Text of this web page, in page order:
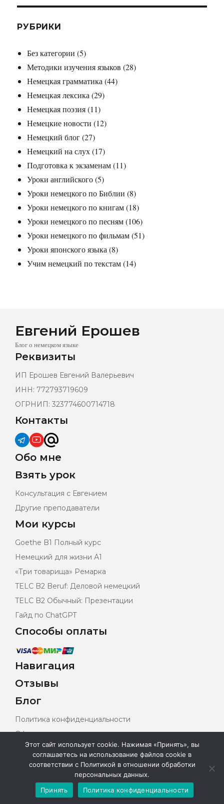
РУБРИКИ
Без категории (5)
Методики изучения языков (28)
Немецкая грамматика(44)
Немецкая лексика(29)
Немецкая поэзия(11)
Немецкие новости (12)
Немецкий блог(27)
Немецкий на слух(17)
Подготовка к экзаменам(11)
Уроки английского(5)
Уроки немецкого по Библии (8)
Уроки немецкого по книгам(18)
Уроки немецкого по песням(106)
Уроки немецкого по фильмам(51)
Уроки японского языка(8)
Учим немецкий по текстам(14)
Евгений Ерошев
Блог о немецком языке
Реквизиты
ИП Ерошев Евгений Валерьевич
ИНН: 772793719609
ОГРНИП: 323774600714718
Контакты
Обо мне
Взять урок
Консультация с Евгением
Другие преподаватели
Мои курсы
Goethe B1 Полный курс
Немецкий для жизни А1
«Три товарища» Ремарка
TELC B2 Beruf: Деловой немецкий
TELC B2 Обычный: Презентации
Гайд по ChatGPT
Способы оплаты
Навигация
Отзывы
Блог
Политика конфиденциальности
Оферта
Карта сайта
2026 © Все права защищены
Этот сайт использует cookie. Нажимая «Принять», вы
соглашаетесь на использование файлов cookie в
соответствии с Политикой в отношении обработки
персональных данных.
Принять
Политика конфиденциальности